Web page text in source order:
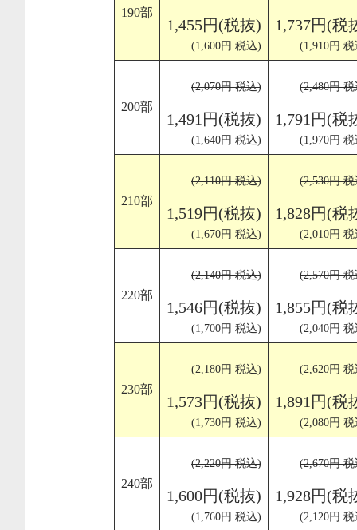
190部
1,455円(税抜)
(1,600円 税込)
1,737円(税
(1,910円
200部
(2,070円 税込)
1,491円(税抜)
(1,640円 税込)
(2,480円
1,791円(税
(1,970円
210部
(2,110円 税込)
1,519円(税抜)
(1,670円 税込)
(2,530円
1,828円(税
(2,010円
220部
(2,140円 税込)
1,546円(税抜)
(1,700円 税込)
(2,570円
1,855円(税
(2,040円
230部
(2,180円 税込)
1,573円(税抜)
(1,730円 税込)
(2,620円
1,891円(税
(2,080円
240部
(2,220円 税込)
1,600円(税抜)
(1,760円 税込)
(2,670円
1,928円(税
(2,120円